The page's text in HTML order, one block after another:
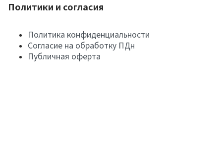
Политики и согласия
Политика конфиденциальности
Согласие на обработку ПДн
Публичная оферта